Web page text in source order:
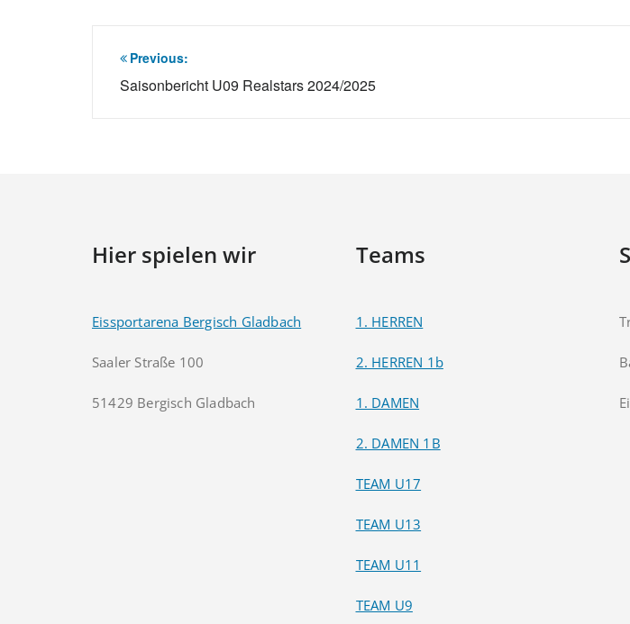
Beitragsnavigation
Previous:
Saisonbericht U09 Realstars 2024/2025
Hier spielen wir
Eissportarena Bergisch Gladbach
Saaler Straße 100
51429 Bergisch Gladbach
Teams
1. HERREN
2. HERREN 1b
1. DAMEN
2. DAMEN 1B
TEAM U17
TEAM U13
TEAM U11
TEAM U9